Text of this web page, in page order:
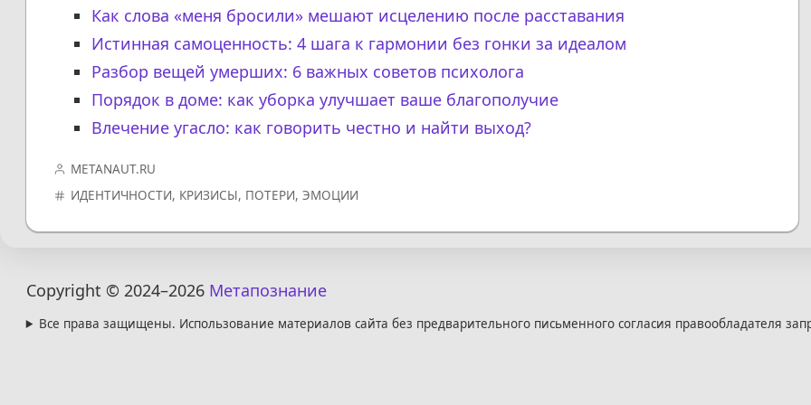
Как слова «меня бросили» мешают исцелению после расставания
Истинная самоценность: 4 шага к гармонии без гонки за идеалом
Разбор вещей умерших: 6 важных советов психолога
Порядок в доме: как уборка улучшает ваше благополучие
Влечение угасло: как говорить честно и найти выход?
METANAUT.RU
ИДЕНТИЧНОСТИ, КРИЗИСЫ, ПОТЕРИ,ЭМОЦИИ
Copyright © 2024–2026 Метапознание
Все права защищены. Использование материалов сайта без предварительного письменного согласия правообладателя